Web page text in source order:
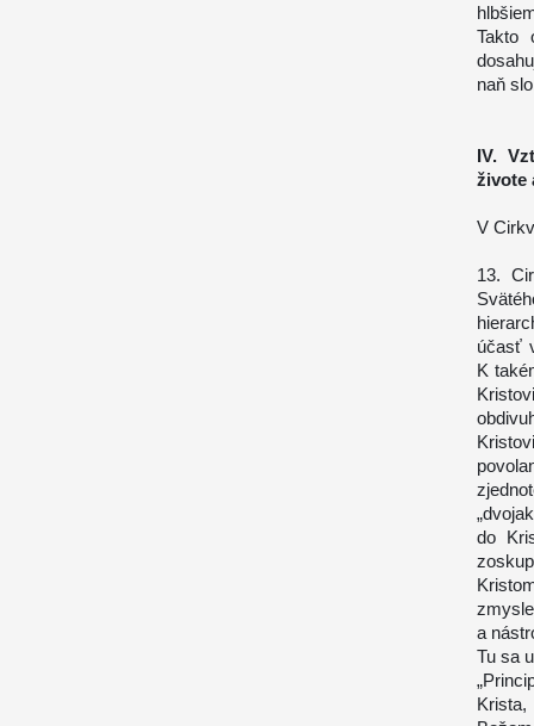
Takto
naň
IV.
živote
V
13.
účasť
K
do
a
Tu sa